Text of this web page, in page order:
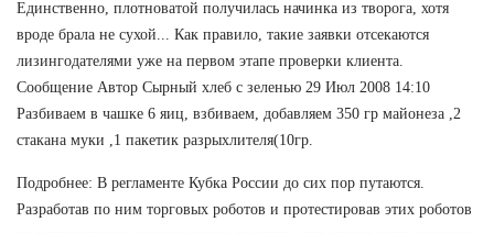
Единственно, плотноватой получилась начинка из творога, хотя
вроде брала не сухой... Как правило, такие заявки отсекаются
лизингодателями уже на первом этапе проверки клиента.
Сообщение Автор Сырный хлеб с зеленью 29 Июл 2008 14:10
Разбиваем в чашке 6 яиц, взбиваем, добавляем 350 гр майонеза ,2
стакана муки ,1 пакетик разрыхлителя(10гр.
Подробнее: В регламенте Кубка России до сих пор путаются.
Разработав по ним торговых роботов и протестировав этих роботов